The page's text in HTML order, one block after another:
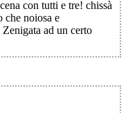
con tutti e tre! chissà
che noiosa e
ad un certo